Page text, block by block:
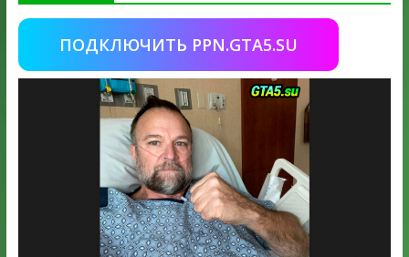
ПОДКЛЮЧИТЬ PPN.GTA5.SU